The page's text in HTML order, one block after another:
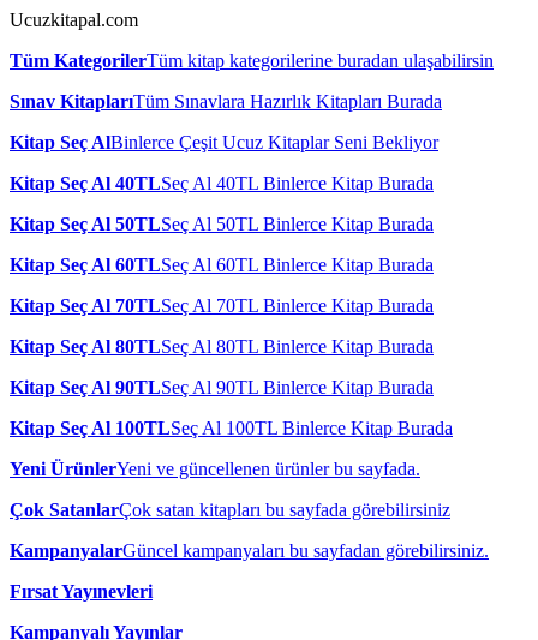
Ucuzkitapal.com
Tüm KategorilerTüm kitap kategorilerine buradan ulaşabilirsin
Sınav KitaplarıTüm Sınavlara Hazırlık Kitapları Burada
Kitap Seç AlBinlerce Çeşit Ucuz Kitaplar Seni Bekliyor
Kitap Seç Al 40TLSeç Al 40TL Binlerce Kitap Burada
Kitap Seç Al 50TLSeç Al 50TL Binlerce Kitap Burada
Kitap Seç Al 60TLSeç Al 60TL Binlerce Kitap Burada
Kitap Seç Al 70TLSeç Al 70TL Binlerce Kitap Burada
Kitap Seç Al 80TLSeç Al 80TL Binlerce Kitap Burada
Kitap Seç Al 90TLSeç Al 90TL Binlerce Kitap Burada
Kitap Seç Al 100TLSeç Al 100TL Binlerce Kitap Burada
Yeni ÜrünlerYeni ve güncellenen ürünler bu sayfada.
Çok SatanlarÇok satan kitapları bu sayfada görebilirsiniz
KampanyalarGüncel kampanyaları bu sayfadan görebilirsiniz.
Fırsat Yayınevleri
Kampanyalı Yayınlar